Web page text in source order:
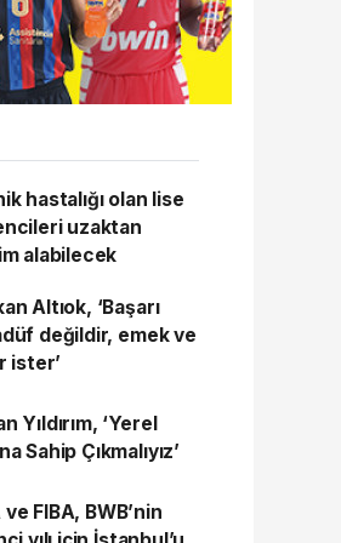
hastalığı olan lise
uzaktan
alabilecek
Altıok, ‘Başarı
değildir, emek ve
ister’
Yıldırım, ‘Yerel
Sahip Çıkmalıyız’
ve FIBA, BWB’nin